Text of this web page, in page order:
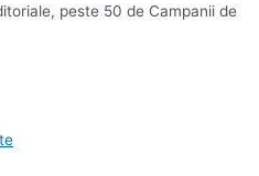
peste 50 de Campanii de